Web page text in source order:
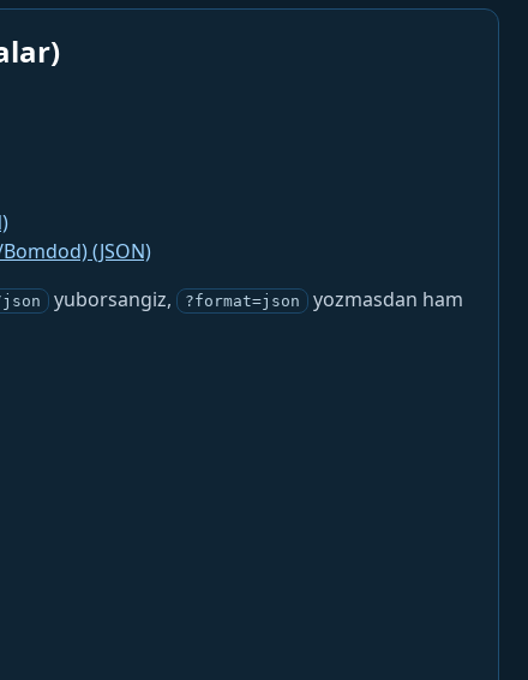
(JSON)
yuborsangiz, ?format=json
yozmasdan ham